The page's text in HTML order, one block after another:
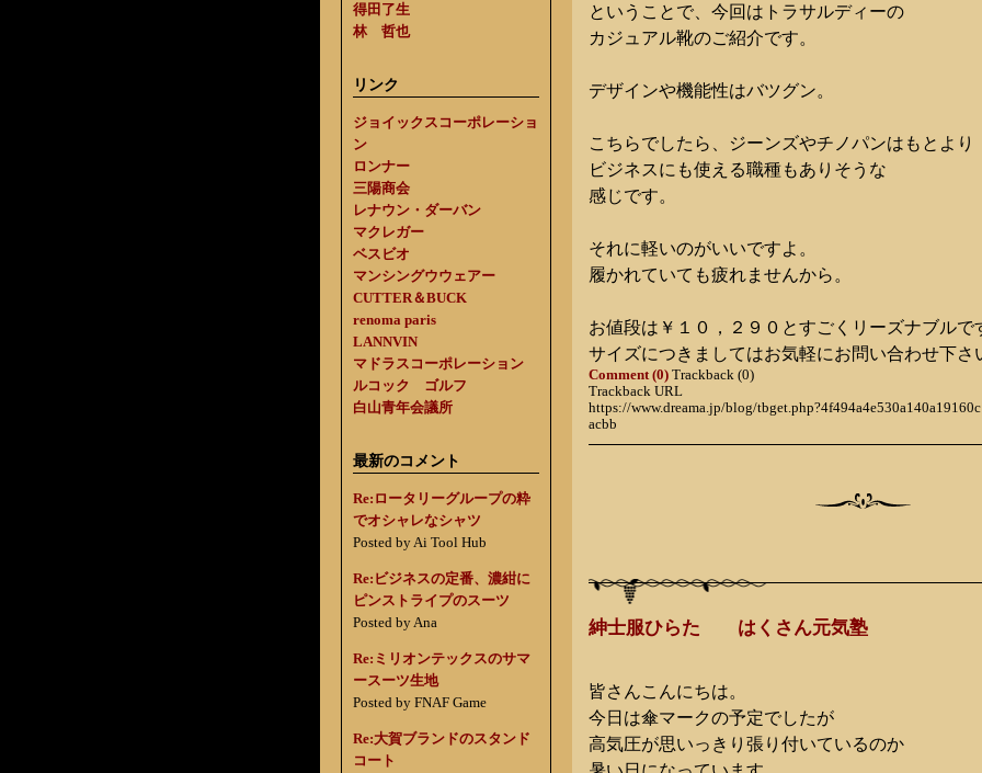
得田了生
林 哲也
リンク
ジョイックスコーポレーショ
ン
ロンナー
三陽商会
レナウン・ダーバン
マクレガー
ベスビオ
マンシングウウェアー
CUTTER＆BUCK
renoma paris
LANNVIN
マドラスコーポレーション
ルコック ゴルフ
白山青年会議所
最新のコメント
Re:ロータリーグループの粋
でオシャレなシャツ
Posted by Ai Tool Hub
Re:ビジネスの定番、濃紺に
ピンストライプのスーツ
Posted by Ana
Re:ミリオンテックスのサマ
ースーツ生地
Posted by FNAF Game
Re:大賀ブランドのスタンド
コート
ということで、今回はトラサルディーの
カジュアル靴のご紹介です。
デザインや機能性はバツグン。
こちらでしたら、ジーンズやチノパンはもとより
ビジネスにも使える職種もありそうな
感じです。
それに軽いのがいいですよ。
履かれていても疲れませんから。
お値段は￥１０，２９０とすごくリーズナブルで
サイズにつきましてはお気軽にお問い合わせ下さ
Comment (0) Trackback (0)
Trackback URL
https://www.dreama.jp/blog/
acbb
紳士服ひらた はくさん元気塾
皆さんこんにちは。
今日は傘マークの予定でしたが
高気圧が思いっきり張り付いているのか